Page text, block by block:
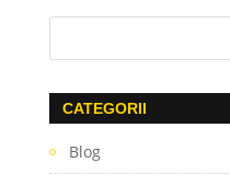
CATEGORII
Blog